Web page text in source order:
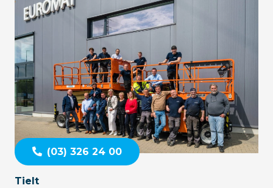
(03) 326 24 00
Tielt